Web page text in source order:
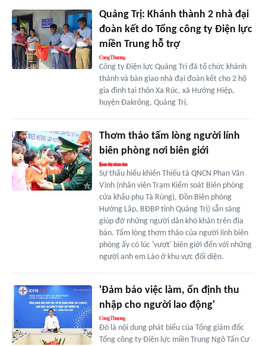
Quảng Trị: Khánh thành 2 nhà đại
đoàn kết do Tổng công ty Điện lực
miền Trung hỗ trợ
Công ty Điện lực Quảng Trị đã tổ chức khánh
thành và bàn giao nhà đại đoàn kết cho 2 hộ
gia đình tại thôn Xa Rúc, xã Hướng Hiệp,
huyện Đakrông, Quảng Trị.
Thơm thảo tấm lòng người lính
biên phòng nơi biên giới
Sự thấu hiểu khiến Thiếu tá QNCN Phan Văn
Vĩnh (nhân viên Trạm Kiểm soát Biên phòng
cửa khẩu phụ Tà Rùng), Đồn Biên phòng
Hướng Lập, BĐBP tỉnh Quảng Trị) sẵn sàng
giúp đỡ những người dân khó khăn trên địa
bàn. Tấm lòng thơm thảo của người lính biên
phòng ấy có lúc 'vượt' biên giới đến với những
người anh em Lào ở khu vực đối diện.
'Đảm bảo việc làm, ổn định thu
nhập cho người lao động'
Đó là nội dung phát biểu của Tổng giám đốc
Tổng công ty Điện lực miền Trung Ngô Tấn Cư